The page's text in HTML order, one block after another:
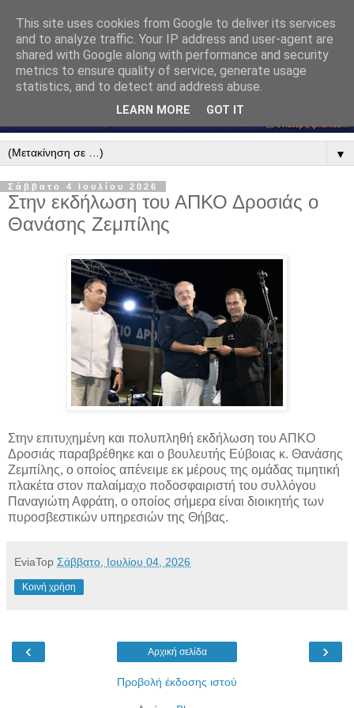
▼
Σάββατο 4 Ιουλίου 2026
Στην εκδήλωση του ΑΠΚΟ Δροσιάς ο
Θανάσης Ζεμπίλης
Στην επιτυχημένη και πολυπληθή εκδήλωση του ΑΠΚΟ
Δροσιάς παραβρέθηκε και ο βουλευτής Εύβοιας κ. Θανάσης
Ζεμπίλης, ο οποίος απένειμε εκ μέρους της ομάδας τιμητική
πλακέτα στον παλαίμαχο ποδοσφαιριστή του συλλόγου
Παναγιώτη Αφράτη, ο οποίος σήμερα είναι διοικητής των
πυροσβεστικών υπηρεσιών της Θήβας.
EviaTop Σάββατο, Ιουλίου 04, 2026
Κοινή χρήση
‹ ›
Αρχική σελίδα
Προβολή έκδοσης ιστού
This site uses cookies from Google to deliver its services
and to analyze traffic. Your IP address and user-agent are
shared with Google along with performance and security
metrics to ensure quality of service, generate usage
statistics, and to detect and address abuse.
LEARN MORE GOT IT